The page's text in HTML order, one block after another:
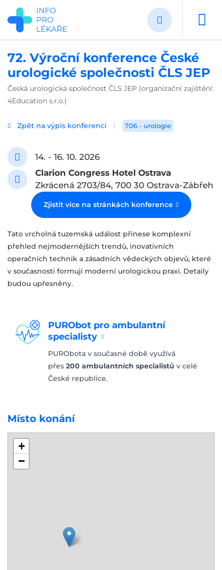
Přejít
hlavnímu
obsahu
72. Výroční konference České
urologické společnosti ČLS JEP
Česká urologická společnost ČLS JEP (organizační zajištění:
4Education s.r.o.)
Zpět na výpis konferencí 706 - urologie
14. - 16. 10. 2026
Clarion Congress Hotel Ostrava
Zkrácená 2703/84, 700 30 Ostrava-Zábřeh
Zjistit více na stránkách konference
Tato vrcholná tuzemská událost přinese komplexní
přehled nejmodernějších trendů, inovativních
operačních technik a zásadních vědeckých objevů, které
v současnosti formují moderní urologickou praxi. Detaily
budou upřesněny.
PURObot pro ambulantní
specialisty
PURObota v současné době využívá
přes 200 ambulantních specialistů v celé
České republice.
Místo konání
+
−